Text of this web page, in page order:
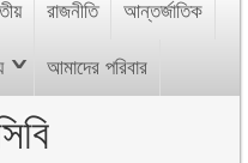
রাজনীতি আন্তর্জাতিক
আমাদের পরিবার